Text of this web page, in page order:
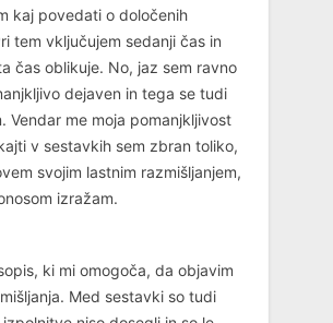
kaj povedati o določenih
tem vključujem sedanji čas in
čas oblikuje. No, jaz sem ravno
dejaven in tega se tudi
Vendar me moja pomanjkljivost
v sestavkih sem zbran toliko,
svojim lastnim razmišljanjem,
izražam.
ki mi omogoča, da objavim
Med sestavki so tudi